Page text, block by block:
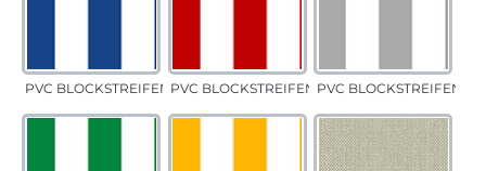
PVC BLOCKSTREIFEN blauPVC BLOCKSTREIFEN rotPVC BLOCKSTREIFEN